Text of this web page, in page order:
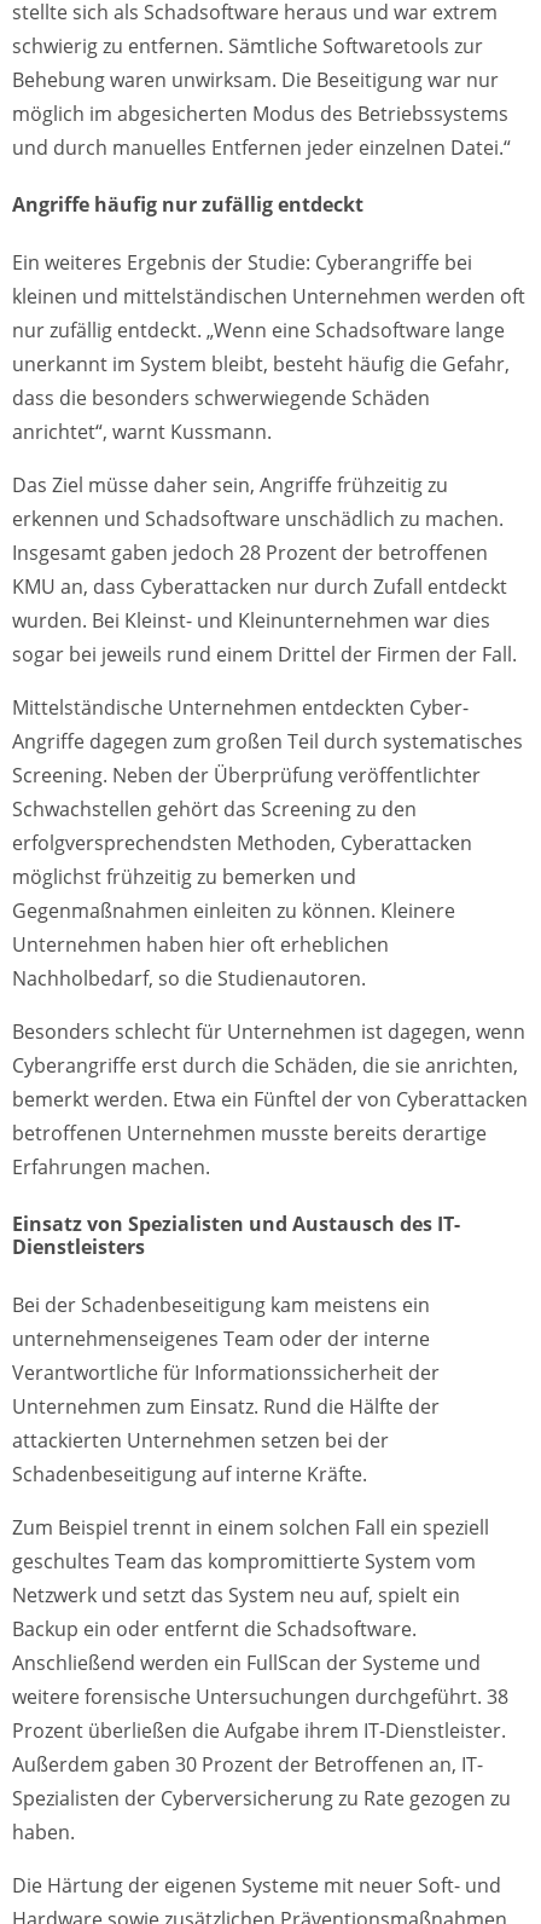
stellte sich als Schadsoftware heraus und war extrem
schwierig zu entfernen. Sämtliche Softwaretools zur
Behebung waren unwirksam. Die Beseitigung war nur
möglich im abgesicherten Modus des Betriebssystems
und durch manuelles Entfernen jeder einzelnen Datei.“
Angriffe häufig nur zufällig entdeckt
Ein weiteres Ergebnis der Studie: Cyberangriffe bei
kleinen und mittelständischen Unternehmen werden oft
nur zufällig entdeckt. „Wenn eine Schadsoftware lange
unerkannt im System bleibt, besteht häufig die Gefahr,
dass die besonders schwerwiegende Schäden
anrichtet“, warnt Kussmann.
Das Ziel müsse daher sein, Angriffe frühzeitig zu
erkennen und Schadsoftware unschädlich zu machen.
Insgesamt gaben jedoch 28 Prozent der betroffenen
KMU an, dass Cyberattacken nur durch Zufall entdeckt
wurden. Bei Kleinst- und Kleinunternehmen war dies
sogar bei jeweils rund einem Drittel der Firmen der Fall.
Mittelständische Unternehmen entdeckten Cyber-
Angriffe dagegen zum großen Teil durch systematisches
Screening. Neben der Überprüfung veröffentlichter
Schwachstellen gehört das Screening zu den
erfolgversprechendsten Methoden, Cyberattacken
möglichst frühzeitig zu bemerken und
Gegenmaßnahmen einleiten zu können. Kleinere
Unternehmen haben hier oft erheblichen
Nachholbedarf, so die Studienautoren.
Besonders schlecht für Unternehmen ist dagegen, wenn
Cyberangriffe erst durch die Schäden, die sie anrichten,
bemerkt werden. Etwa ein Fünftel der von Cyberattacken
betroffenen Unternehmen musste bereits derartige
Erfahrungen machen.
Einsatz von Spezialisten und Austausch des IT-
Dienstleisters
Bei der Schadenbeseitigung kam meistens ein
unternehmenseigenes Team oder der interne
Verantwortliche für Informationssicherheit der
Unternehmen zum Einsatz. Rund die Hälfte der
attackierten Unternehmen setzen bei der
Schadenbeseitigung auf interne Kräfte.
Zum Beispiel trennt in einem solchen Fall ein speziell
geschultes Team das kompromittierte System vom
Netzwerk und setzt das System neu auf, spielt ein
Backup ein oder entfernt die Schadsoftware.
Anschließend werden ein FullScan der Systeme und
weitere forensische Untersuchungen durchgeführt. 38
Prozent überließen die Aufgabe ihrem IT-Dienstleister.
Außerdem gaben 30 Prozent der Betroffenen an, IT-
Spezialisten der Cyberversicherung zu Rate gezogen zu
haben.
Die Härtung der eigenen Systeme mit neuer Soft- und